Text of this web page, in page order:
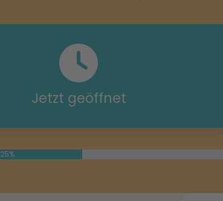
Jetzt geöffnet
25%